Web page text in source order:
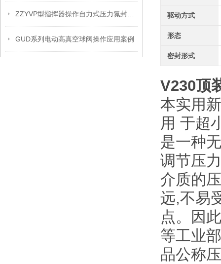
GUD系列电动高真空球阀操作应用案例
驱动方式
形态
密封形式
V230顶
本实用
用 于超
是一种
调节压
介质的
远,不易
点。因
等工业
品公称